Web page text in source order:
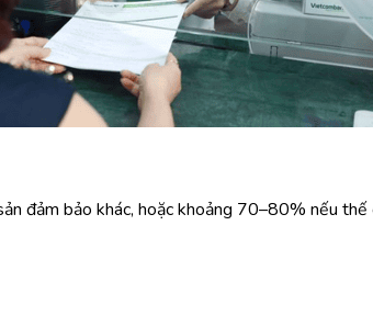
đảm bảo khác, hoặc khoảng 70–80% nếu thế